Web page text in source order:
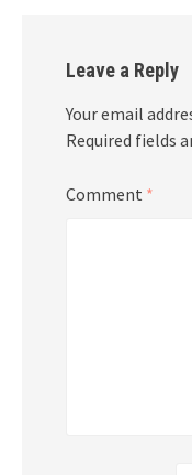
Leave a Reply
Your email
Required fields
Comment *